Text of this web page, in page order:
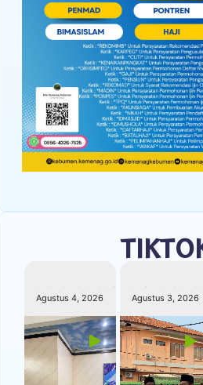
Agustus 4, 2026 Agustus 3, 2026